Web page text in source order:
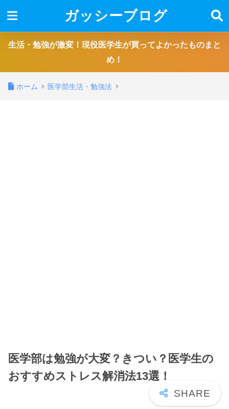
ガッシーブログ
生活・勉強が激変！現役医学生が買ってよかったものまと
め！
ホーム 医学部生活・勉強法
医学部は勉強が大変？きつい？医学生の
おすすめストレス解消法13選！